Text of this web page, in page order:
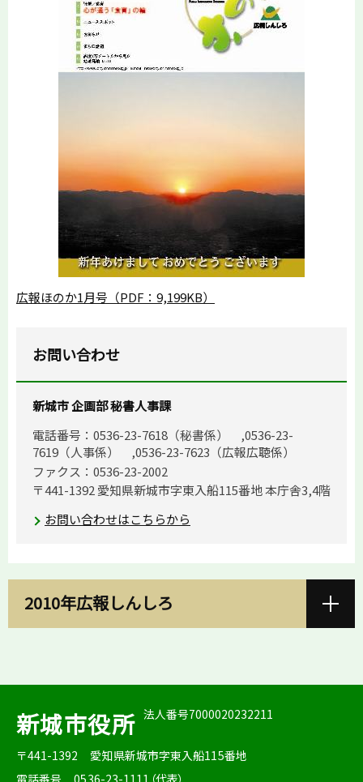
広報ほのか1月号（PDF：9,199KB）
お問い合わせ
新城市 企画部 秘書人事課
電話番号：0536-23-7618（秘書係） ,0536-23-
7619（人事係） ,0536-23-7623（広報広聴係）
ファクス：0536-23-2002
〒441-1392 愛知県新城市字東入船115番地 本庁舎3,4階
お問い合わせはこちらから
2010年広報しんしろ
新城市役所 法人番号7000020232211
〒441-1392
愛知県新城市字東入船115番地